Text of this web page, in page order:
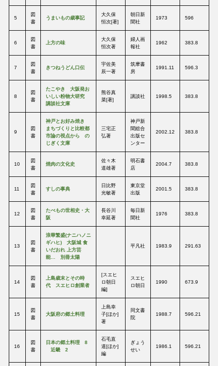
5
図
書
うまいもの歳事記
大久保
恒次[著]
朝日新
聞社
1973 596
6
図
書
上方の味
大久保
恒次著
婦人画
報社
1962 383.8
7
図
書
きつねうどん口伝
宇佐美
辰一著
筑摩書
房
1991.11 596.3
8
図
書
たこやき 大阪発お
いしい粉物大研究
講談社文庫
熊谷真
菜[著]
講談社 1998.5 383.8
9
図
書
神戸とお好み焼き
まちづくりと比較都
市論の視点から の
じぎく文庫
三宅正
弘著
神戸新
聞総合
出版セ
ンター
2002.12 383.8
10
図
書
焼肉の文化史
佐々木
道雄著
明石書
店
2004.7 383.8
11
図
書
すしの事典
日比野
光敏著
東京堂
出版
2001.5 383.8
12
図
書
たべもの世相史・大
阪
長谷川
幸延著
毎日新
聞社
1976 383.8
13
図
書
浪華繁盛(ナニハノニ
ギハヒ) 大阪城 食
いだおれ 上方芸
能… 別冊太陽
平凡社 1983.9 291.63
14
図
書
上島歳末とその時
代 スエヒロ創業者
[スエヒ
ロ朝日
編]
スエヒ
ロ朝日
1990 673.9
15
図
書
大阪府の郷土料理
上島幸
子[ほか]
著
同文書
院
1988.7 596.21
16
図
書
日本の郷土料理 8
近畿 2
石毛直
道[ほか]
編
ぎょう
せい
1986.1 596.21